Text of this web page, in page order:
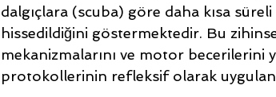
dalgıçlara (scuba) göre daha kısa
hissedildiğini göstermektedir. Bu
mekanizmalarını ve motor becerilerini
protokollerinin refleksif olarak